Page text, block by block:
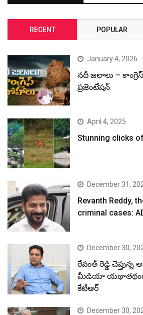
RECENT POPULAR
January 4, 2026
నదీ జలాలు –
ప్రజెంటేషన్
April 4, 2025
Stunning clicks
December 31,
Revanth Reddy,
criminal cases:
December 30,
రేవంత్ రెడ్డి
మీడియా యథాతథంగా
కేటీఆర్
December 30,